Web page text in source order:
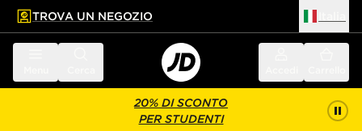
principale
a fondo pagina
TROVA UN NEGOZIO
20% DI SCONTO
PER STUDENTI